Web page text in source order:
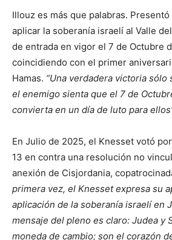
Illouz es más que palabras.
aplicar la soberanía israelí al Valle
de entrada en vigor el 7 de Octubre
coincidiendo con el primer
Hamas. “Una verdadera victoria
el enemigo sienta que el 7 de
convierta en un día de luto para
En Julio de 2025, el Knesset votó
13 en contra una resolución no
anexión de Cisjordania,
primera vez, el Knesset expresa su
aplicación de la soberanía israelí en
mensaje del pleno es claro: Judea y
moneda de cambio; son el corazón